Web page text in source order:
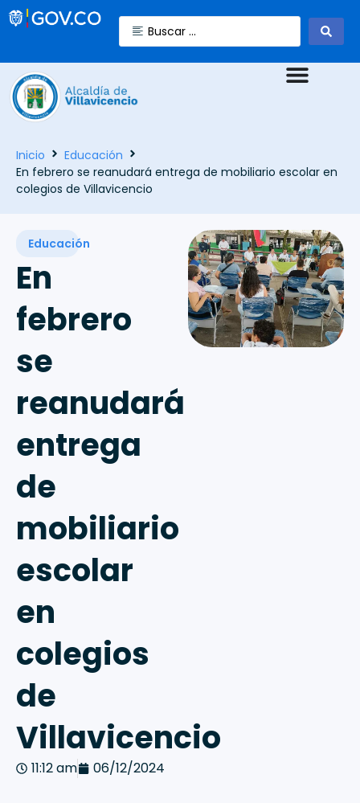
Inicio
Educación
En febrero se reanudará entrega de mobiliario escolar en
colegios de Villavicencio
Educación
En
febrero
se
reanudará
entrega
de
mobiliario
escolar
en
colegios
de
Villavicencio
11:12 am 06/12/2024